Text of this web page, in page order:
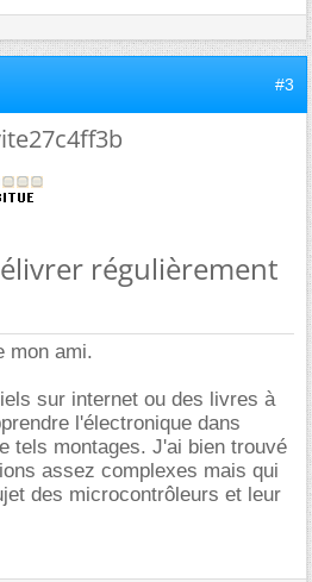
#3
régulièrement
mon ami.
sur internet ou des livres à
l'électronique dans
tels montages. J'ai bien trouvé
assez complexes mais qui
des microcontrôleurs et leur